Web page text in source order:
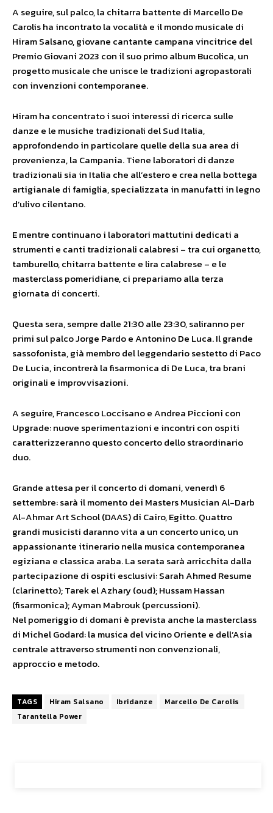
A seguire, sul palco, la chitarra battente di Marcello De
Carolis ha incontrato la vocalità e il mondo musicale di
Hiram Salsano, giovane cantante campana vincitrice del
Premio Giovani 2023 con il suo primo album Bucolica, un
progetto musicale che unisce le tradizioni agropastorali
con invenzioni contemporanee.
Hiram ha concentrato i suoi interessi di ricerca sulle
danze e le musiche tradizionali del Sud Italia,
approfondendo in particolare quelle della sua area di
provenienza, la Campania. Tiene laboratori di danze
tradizionali sia in Italia che all’estero e crea nella bottega
artigianale di famiglia, specializzata in manufatti in legno
d’ulivo cilentano.
E mentre continuano i laboratori mattutini dedicati a
strumenti e canti tradizionali calabresi – tra cui organetto,
tamburello, chitarra battente e lira calabrese – e le
masterclass pomeridiane, ci prepariamo alla terza
giornata di concerti.
Questa sera, sempre dalle 21:30 alle 23:30, saliranno per
primi sul palco Jorge Pardo e Antonino De Luca. Il grande
sassofonista, già membro del leggendario sestetto di Paco
De Lucia, incontrerà la fisarmonica di De Luca, tra brani
originali e improvvisazioni.
A seguire, Francesco Loccisano e Andrea Piccioni con
Upgrade: nuove sperimentazioni e incontri con ospiti
caratterizzeranno questo concerto dello straordinario
duo.
Grande attesa per il concerto di domani, venerdì 6
settembre: sarà il momento dei Masters Musician Al-Darb
Al-Ahmar Art School (DAAS) di Cairo, Egitto. Quattro
grandi musicisti daranno vita a un concerto unico, un
appassionante itinerario nella musica contemporanea
egiziana e classica araba. La serata sarà arricchita dalla
partecipazione di ospiti esclusivi: Sarah Ahmed Resume
(clarinetto); Tarek el Azhary (oud); Hussam Hassan
(fisarmonica); Ayman Mabrouk (percussioni).
Nel pomeriggio di domani è prevista anche la masterclass
di Michel Godard: la musica del vicino Oriente e dell’Asia
centrale attraverso strumenti non convenzionali,
approccio e metodo.
TAGS Hiram Salsano Ibridanze
Marcello De Carolis
Tarantella Power